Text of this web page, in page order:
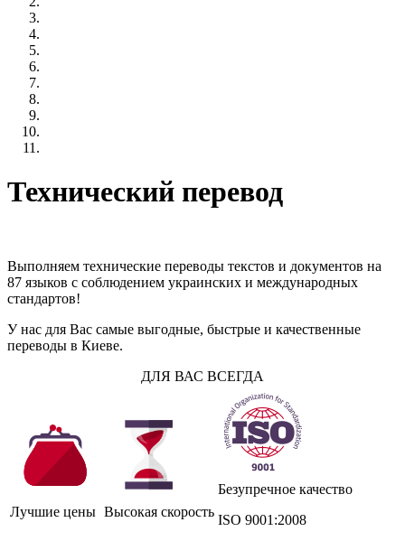
Технический перевод
Выполняем технические переводы текстов и документов на
87 языков с соблюдением украинских и международных
стандартов!
У нас для Вас самые выгодные, быстрые и качественные
переводы в Киеве.
ДЛЯ ВАС ВСЕГДА
Лучшие цены Высокая скорость
Безупречное качество
ISO 9001:2008